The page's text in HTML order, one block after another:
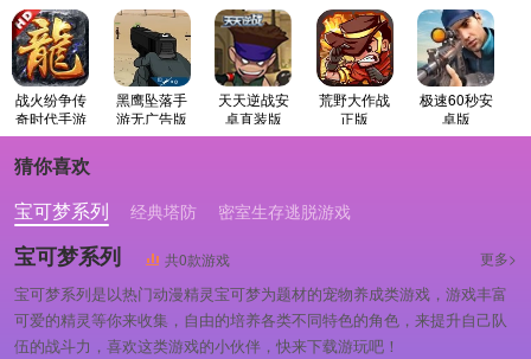
战火纷争传
奇时代手游
版
黑鹰坠落手
游无广告版
天天逆战安
卓直装版
荒野大作战
正版
极速60秒安
卓版
猜你喜欢
宝可梦系列
经典塔防 密室生存逃脱游戏
宝可梦系列 共0款游戏 更多>
宝可梦系列是以热门动漫精灵宝可梦为题材的宠物养成类游戏，游戏丰富
可爱的精灵等你来收集，自由的培养各类不同特色的角色，来提升自己队
伍的战斗力，喜欢这类游戏的小伙伴，快来下载游玩吧！